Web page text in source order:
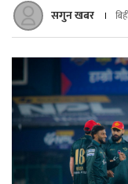
सगुन खबर